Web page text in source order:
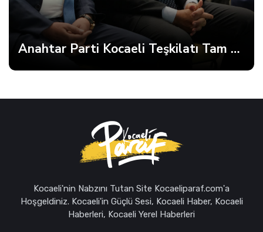
Kocaeli'nin Nabzını Tutan Site Kocaeliparaf.com'a
Hoşgeldiniz. Kocaeli'in Güçlü Sesi, Kocaeli Haber, Kocaeli
Haberleri, Kocaeli Yerel Haberleri